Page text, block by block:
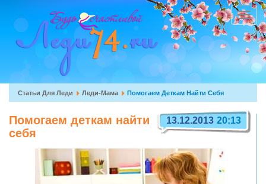
основному
содержанию
Toggle
Вы
здесь
Статьи Для Леди Леди-Мама Помогаем Деткам Найти Себя
Помогаем деткам найти
себя
13.12.2013 20:13